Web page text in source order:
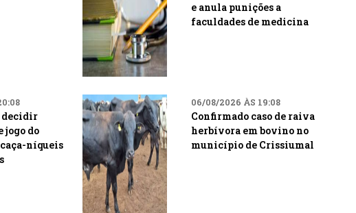
e anula punições a
faculdades de medicina
decidir
jogo do
níqueis
06/08/2026 ÀS 19:08
Confirmado caso de raiva
herbívora em bovino no
município de Crissiumal